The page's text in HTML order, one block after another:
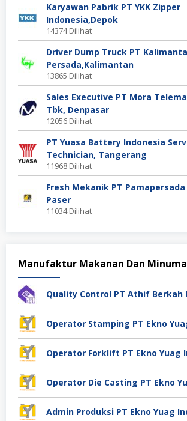
Karyawan Pabrik PT YKK Zipper
Indonesia,Depok
14374 Dilihat
Driver Dump Truck PT
Persada,Kalimantan
13865 Dilihat
Sales Executive PT Mora
Tbk, Denpasar
12056 Dilihat
PT Yuasa Battery Indonesia
Technician, Tangerang
11968 Dilihat
Fresh Mekanik PT
Paser
11034 Dilihat
Manufaktur Makanan Dan
Admin Produksi PT Ekno Yuag